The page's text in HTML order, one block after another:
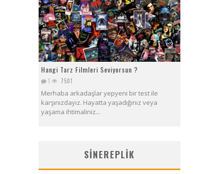
Hangi Tarz Filmleri Seviyorsun ?
1 7501
Merhaba arkadaşlar yepyeni bir test ile
karşınızdayız. Hayatta yaşadığınız veya
yaşama ihtimaliniz...
SINEREPLIK